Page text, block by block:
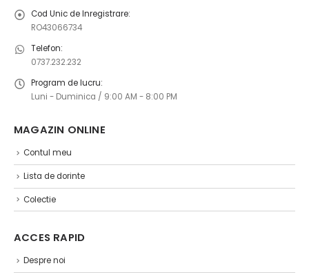
Cod Unic de Inregistrare:
RO43066734
Telefon:
0737.232.232
Program de lucru:
Luni - Duminica / 9:00 AM - 8:00 PM
MAGAZIN ONLINE ​
Contul meu
Lista de dorinte
Colectie
ACCES RAPID
Despre noi